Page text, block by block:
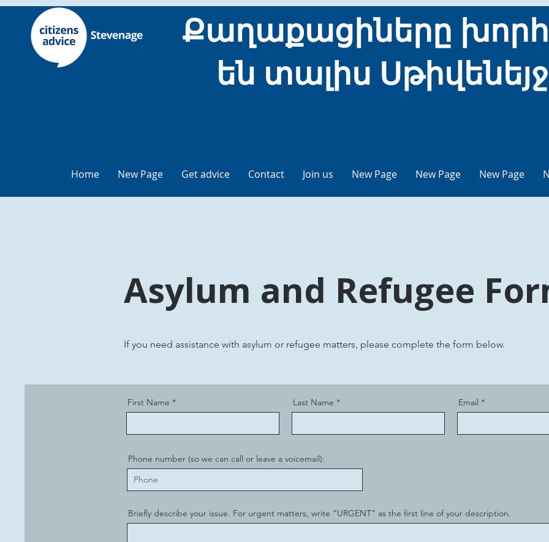
Քաղաքացիները
են տալիս
Home New Page Get advice Contact Join us New Page New Page New Page
Asylum and Refugee
If you need assistance with asylum or refugee matters, please complete the form below.
First Name Last Name Email
Phone number (so we can call or leave a voicemail):
Briefly describe your issue. For urgent matters, write “URGENT” as the first line of your description.